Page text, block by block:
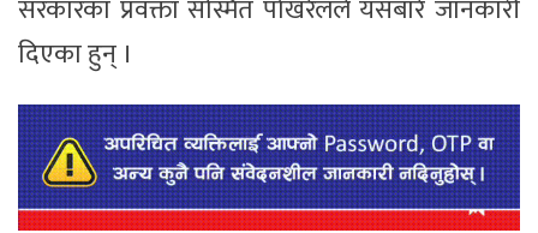
सरकारका प्रवक्ता सस्मित पोखरेलले यसबारे जानकारी
दिएका हुन् ।